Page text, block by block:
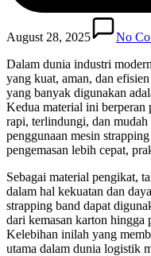
August 28, 2025
No
Dalam dunia industri
yang kuat, aman, dan
yang banyak digunakan
Kedua material ini berperan
rapi, terlindungi, dan
penggunaan mesin
pengemasan lebih cepat,
Sebagai material pengikat,
dalam hal kekuatan dan
strapping band dapat
dari kemasan karton hingga
Kelebihan inilah yang
utama dalam dunia logistik